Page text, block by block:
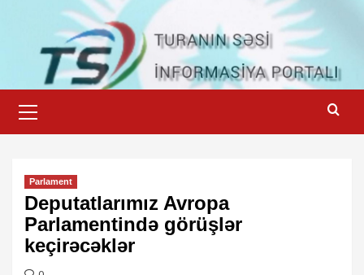
content
Menu
Parlament
Deputatlarımız Avropa
Parlamentində görüşlər
keçirəcəklər